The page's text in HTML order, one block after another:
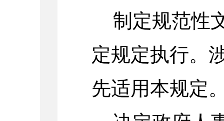
制定规范性
定规定执行。
先适用本规定